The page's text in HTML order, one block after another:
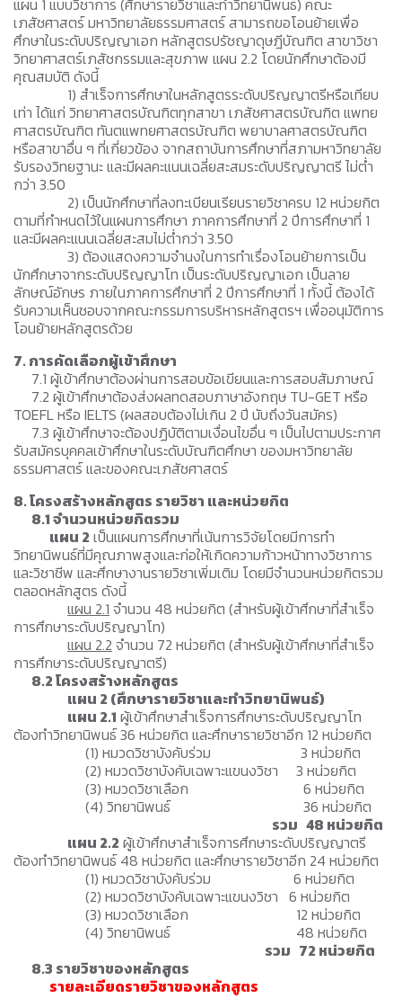
แผน 1 แบบวิชาการ (ศึกษารายวิชาและทำวิทยานิพนธ์) คณะ
เภสัชศาสตร์ มหาวิทยาลัยธรรมศาสตร์ สามารถขอโอนย้ายเพื่อ
ศึกษาในระดับปริญญาเอก หลักสูตรปรัชญาดุษฎีบัณฑิต สาขาวิชา
วิทยาศาสตร์เภสัชกรรมและสุขภาพ แผน 2.2 โดยนักศึกษาต้องมี
คุณสมบัติ ดังนี้
1) สำเร็จการศึกษาในหลักสูตรระดับปริญญาตรีหรือเทียบ
เท่า ได้แก่ วิทยาศาสตรบัณฑิตทุกสาขา เภสัชศาสตรบัณฑิต แพทย
ศาสตรบัณฑิต ทันตแพทยศาสตรบัณฑิต พยาบาลศาสตรบัณฑิต
หรือสาขาอื่น ๆ ที่เกี่ยวข้อง จากสถาบันการศึกษาที่สภามหาวิทยาลัย
รับรองวิทยฐานะ และมีผลคะแนนเฉลี่ยสะสมระดับปริญญาตรี ไม่ต่ำ
กว่า 3.50
2) เป็นนักศึกษาที่ลงทะเบียนเรียนรายวิชาครบ 12 หน่วยกิต
ตามที่กำหนดไว้ในแผนการศึกษา ภาคการศึกษาที่ 2 ปีการศึกษาที่ 1
และมีผลคะแนนเฉลี่ยสะสมไม่ต่ำกว่า 3.50
3) ต้องแสดงความจำนงในการทำเรื่องโอนย้ายการเป็น
นักศึกษาจากระดับปริญญาโท เป็นระดับปริญญาเอก เป็นลาย
ลักษณ์อักษร ภายในภาคการศึกษาที่ 2 ปีการศึกษาที่ 1 ทั้งนี้ ต้องได้
รับความเห็นชอบจากคณะกรรมการบริหารหลักสูตรฯ เพื่ออนุมัติการ
โอนย้ายหลักสูตรด้วย
7. การคัดเลือกผู้เข้าศึกษา
7.1 ผู้เข้าศึกษาต้องผ่านการสอบข้อเขียนและการสอบสัมภาษณ์
7.2 ผู้เข้าศึกษาต้องส่งผลทดสอบภาษาอังกฤษ TU-GET หรือ
TOEFL หรือ IELTS (ผลสอบต้องไม่เกิน 2 ปี นับถึงวันสมัคร)
7.3 ผู้เข้าศึกษาจะต้องปฏิบัติตามเงื่อนไขอื่น ๆ เป็นไปตามประกาศ
รับสมัครบุคคลเข้าศึกษาในระดับบัณฑิตศึกษา ของมหาวิทยาลัย
ธรรมศาสตร์ และของคณะเภสัชศาสตร์
8. โครงสร้างหลักสูตร รายวิชา และหน่วยกิต
8.1 จำนวนหน่วยกิตรวม
แผน 2 เป็นแผนการศึกษาที่เน้นการวิจัยโดยมีการทำ
วิทยานิพนธ์ที่มีคุณภาพสูงและก่อให้เกิดความก้าวหน้าทางวิชาการ
และวิชาชีพ และศึกษางานรายวิชาเพิ่มเติม โดยมีจำนวนหน่วยกิตรวม
ตลอดหลักสูตร ดังนี้
แผน 2.1 จำนวน 48 หน่วยกิต (สำหรับผู้เข้าศึกษาที่สำเร็จ
การศึกษาระดับปริญญาโท)
แผน 2.2 จำนวน 72 หน่วยกิต (สำหรับผู้เข้าศึกษาที่สำเร็จ
การศึกษาระดับปริญญาตรี)
8.2 โครงสร้างหลักสูตร
แผน 2 (ศึกษารายวิชาและทำวิทยานิพนธ์)
แผน 2.1 ผู้เข้าศึกษาสำเร็จการศึกษาระดับปริญญาโท
ต้องทำวิทยานิพนธ์ 36 หน่วยกิต และศึกษารายวิชาอีก 12 หน่วยกิต
(1) หมวดวิชาบังคับร่วม 3 หน่วยกิต
(2) หมวดวิชาบังคับเฉพาะแขนงวิชา 3 หน่วยกิต
(3) หมวดวิชาเลือก 6 หน่วยกิต
(4) วิทยานิพนธ์ 36 หน่วยกิต
รวม 48 หน่วยกิต
แผน 2.2 ผู้เข้าศึกษาสำเร็จการศึกษาระดับปริญญาตรี
ต้องทำวิทยานิพนธ์ 48 หน่วยกิต และศึกษารายวิชาอีก 24 หน่วยกิต
(1) หมวดวิชาบังคับร่วม 6 หน่วยกิต
(2) หมวดวิชาบังคับเฉพาะแขนงวิชา 6 หน่วยกิต
(3) หมวดวิชาเลือก 12 หน่วยกิต
(4) วิทยานิพนธ์ 48 หน่วยกิต
รวม 72 หน่วยกิต
8.3 รายวิชาของหลักสูตร
รายละเอียดรายวิชาของหลักสูตร